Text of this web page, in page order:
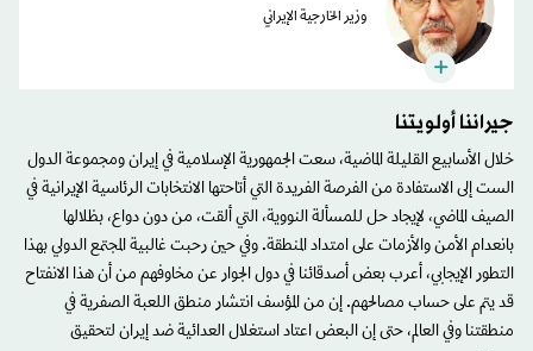
وزير الخارجية الإيراني
جيراننا أولويتنا
خلال الأسابيع القليلة الماضية، سعت الجمهورية الإسلامية في إيران ومجموعة الدول
الست إلى الاستفادة من الفرصة الفريدة التي أتاحتها الانتخابات الرئاسية الإيرانية في
الصيف الماضي، لإيجاد حل للمسألة النووية، التي ألقت، من دون دواع، بظلالها
بانعدام الأمن والأزمات على امتداد المنطقة. وفي حين رحبت غالبية المجتمع الدولي بهذا
التطور الإيجابي، أعرب بعض أصدقائنا في دول الجوار عن مخاوفهم من أن هذا الانفتاح
قد يتم على حساب مصالحهم. إن من المؤسف انتشار منطق اللعبة الصفرية في
منطقتنا وفي العالم، حتى إن البعض اعتاد استغلال العدائية ضد إيران لتحقيق